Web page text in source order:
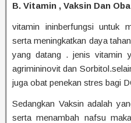
B. Vitamin , Vaksin Dan
vitamin ininberfungsi untuk
serta meningkatkan daya
yang datang . jenis vitamin
agrimininovit dan
juga obat penekan stres bagi
Sedangkan Vaksin adalah
serta menambah nafsu